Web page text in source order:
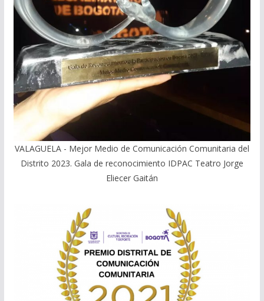
VALAGUELA - Mejor Medio de Comunicación Comunitaria del
Distrito 2023. Gala de reconocimiento IDPAC Teatro Jorge
Eliecer Gaitán